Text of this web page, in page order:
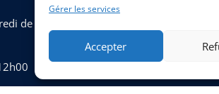
Gérer les services
Accepter
de 8h30